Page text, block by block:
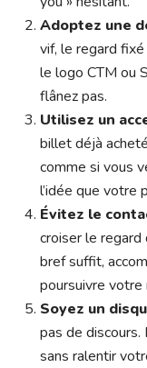
Adoptez une
vif, le regard
le logo CTM ou
flânez pas.
Utilisez un
billet déjà
comme si vous
l’idée que votre
Évitez le
croiser le
bref suffit,
poursuivre votre
Soyez un
pas de discours.
sans ralentir